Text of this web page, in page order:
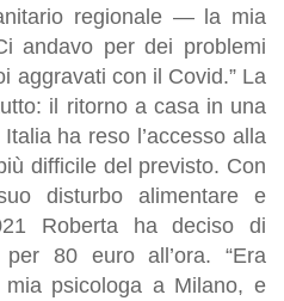
regionale — la mia
andavo per dei problemi
aggravati con il Covid.” La
il ritorno a casa in una
ha reso l’accesso alla
difficile del previsto. Con
disturbo alimentare e
Roberta ha deciso di
80 euro all’ora. “Era
psicologa a Milano, e